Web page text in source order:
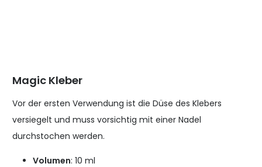
Magic Kleber
Vor der ersten Verwendung ist die Düse des Klebers
versiegelt und muss vorsichtig mit einer Nadel
durchstochen werden.
Volumen: 10 ml